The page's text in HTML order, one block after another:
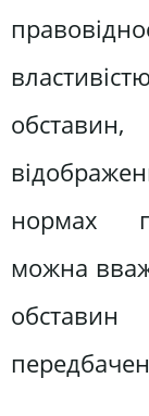
нормах
можна